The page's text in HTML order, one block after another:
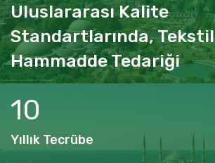
Uluslararası Kalite
Standartlarında, Tekstil
Hammadde Tedariği
15
Yıllık Tecrübe